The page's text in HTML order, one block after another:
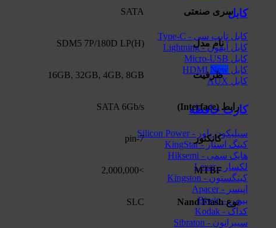
کابل
کابل تایپ سی - Type-C
کابل آیفون - Lightning
کابل Micro-USB
کابل HDMI
کابل AUX
کارت حافظه
سیلیکون پاور - Silicon Power
کینگ استار - KingStar
هایک‌ سمی - Hiksemi
لکسار - Lexar
کینگستون - Kingston
اپیسر - Apacer
بیوین - Biwin
کداک - Kodak
سیبراتون - Sibraton
سری صنعتی SATA
نام مدل SDM5 7P/180D LP(H)
ظرفیت 16GB, 32GB, 4GB, 8GB
رابط (Interface) SATA 6Gb/s
کانکتور 7-pin
MTBF
>2,000,000
نوع Nand Flash SLC